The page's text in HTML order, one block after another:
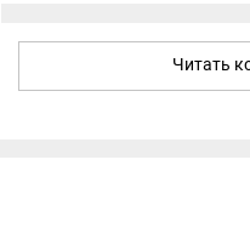
Читать